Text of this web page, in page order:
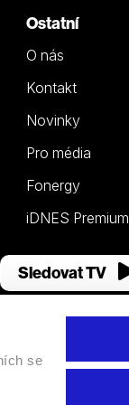
se
Ostatní
O nás
Kontakt
Novinky
Pro média
Fonergy
iDNES Premium
Sledovat TV